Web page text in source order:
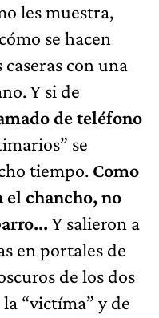
les muestra,
se hacen
con una
Y si de
de teléfono
se
tiempo. Como
el chancho, no
Y salieron a
en portales de
de los dos
“victíma” y de